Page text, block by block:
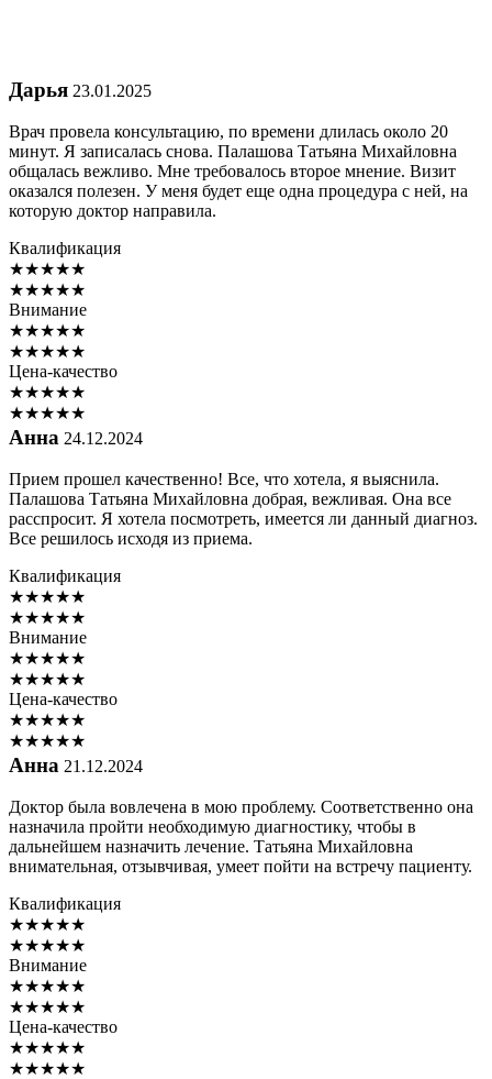
Дарья 23.01.2025
Врач провела консультацию, по времени длилась около 20
минут. Я записалась снова. Палашова Татьяна Михайловна
общалась вежливо. Мне требовалось второе мнение. Визит
оказался полезен. У меня будет еще одна процедура с ней, на
которую доктор направила.
Квалификация
★★★★★
★★★★★
Внимание
★★★★★
★★★★★
Цена-качество
★★★★★
★★★★★
Анна 24.12.2024
Прием прошел качественно! Все, что хотела, я выяснила.
Палашова Татьяна Михайловна добрая, вежливая. Она все
расспросит. Я хотела посмотреть, имеется ли данный диагноз.
Все решилось исходя из приема.
Квалификация
★★★★★
★★★★★
Внимание
★★★★★
★★★★★
Цена-качество
★★★★★
★★★★★
Анна 21.12.2024
Доктор была вовлечена в мою проблему. Соответственно она
назначила пройти необходимую диагностику, чтобы в
дальнейшем назначить лечение. Татьяна Михайловна
внимательная, отзывчивая, умеет пойти на встречу пациенту.
Квалификация
★★★★★
★★★★★
Внимание
★★★★★
★★★★★
Цена-качество
★★★★★
★★★★★